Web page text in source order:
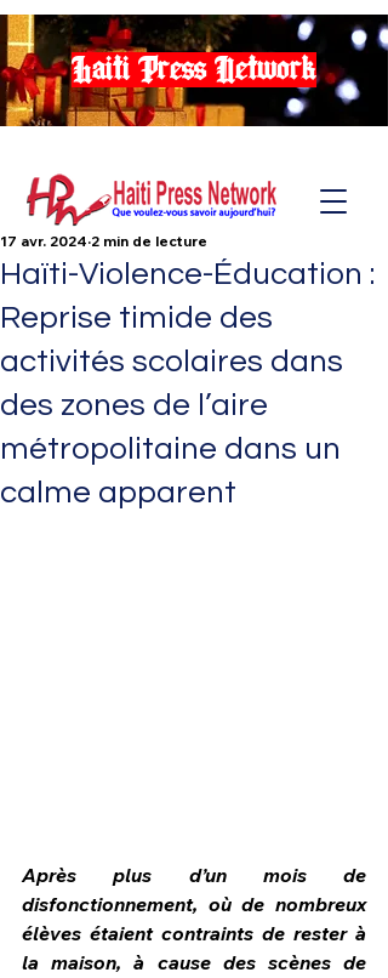
Haiti Press Network
HPN Live
Haïti-Violence-Éducation :
Reprise timide des
activités scolaires dans
des zones de l’aire
métropolitaine dans un
calme apparent
17 avr. 2024 2 min de lecture
Après plus d’un mois de
disfonctionnement, où de nombreux
élèves étaient contraints de rester à
la maison, à cause des scènes de